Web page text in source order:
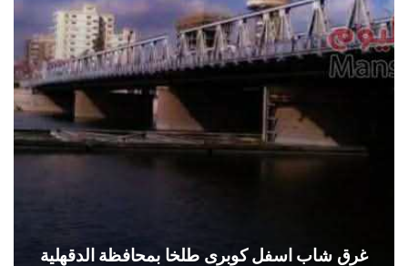
غرق شاب اسفل كوبرى طلخا بمحافظة الدقهلية